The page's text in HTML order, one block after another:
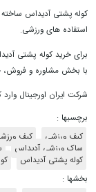
کوله پشتی آدیداس
استفاده های ورزشی.
برای خرید کوله پشتی
با بخش مشاوره و فروش،
شرکت ایران اورجینال
برچسبها :
کیف ورزشی
کیف
ساک ورزشی آدیداس
کوله پشتی آدیداس
بخشها :